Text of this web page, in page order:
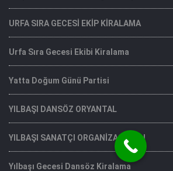
URFA SIRA GECESİ EKİP KİRALAMA
Urfa Sıra Gecesi Ekibi Kiralama
Yatta Doğum Günü Partisi
YILBAŞI DANSÖZ ORYANTAL
YILBAŞI SANATÇI ORGANİZASYONU
Yılbaşı Gecesi Dansöz Kiralama